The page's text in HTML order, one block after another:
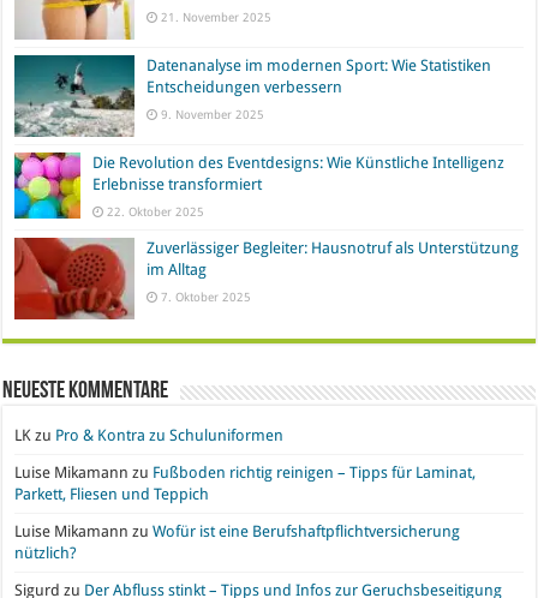
21. November 2025
Datenanalyse im modernen Sport: Wie Statistiken
Entscheidungen verbessern
9. November 2025
Die Revolution des Eventdesigns: Wie Künstliche Intelligenz
Erlebnisse transformiert
22. Oktober 2025
Zuverlässiger Begleiter: Hausnotruf als Unterstützung
im Alltag
7. Oktober 2025
Neueste Kommentare
LK zu Pro & Kontra zu Schuluniformen
Luise Mikamann zu Fußboden richtig reinigen – Tipps für Laminat,
Parkett, Fliesen und Teppich
Luise Mikamann zuWofür ist eine Berufshaftpflichtversicherung
nützlich?
Sigurd zu Der Abfluss stinkt – Tipps und Infos zur Geruchsbeseitigung